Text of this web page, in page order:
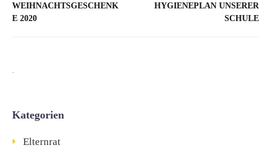
WEIHNACHTSGESCHENK
E 2020
HYGIENEPLAN UNSERER
SCHULE
Kategorien
Elternrat